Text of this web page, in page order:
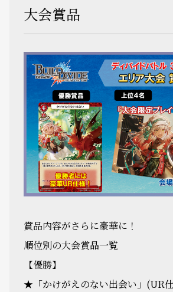
大会賞品
賞品内容がさらに豪華に！
順位別の大会賞品一覧
【優勝】
★「かけがえのない出会い」(UR